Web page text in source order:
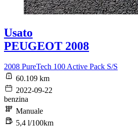
Usato
PEUGEOT 2008
2008 PureTech 100 Active Pack S/S
60.109 km
2022-09-22
benzina
Manuale
5,4 l/100km